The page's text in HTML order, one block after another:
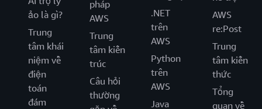
ảo là gì?
Trung
tâm khái
niệm về
điện
toán
đám
pháp
AWS
Trung
tâm kiến
trúc
Câu hỏi
thường
.NET
trên
AWS
Python
trên
AWS
Java
AWS
re:Post
Trung
tâm kiến
thức
Tổng
quan về